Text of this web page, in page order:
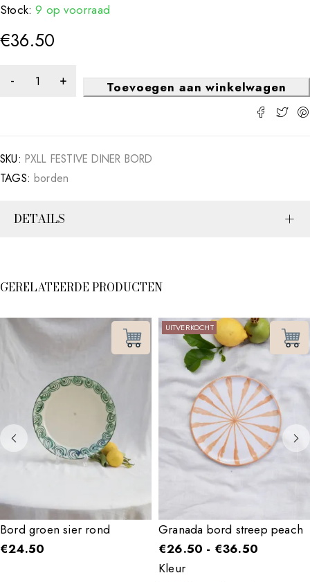
Stock: 9 op voorraad
€36.50
Toevoegen aan winkelwagen
SKU: PXLL FESTIVE DINER BORD
TAGS: borden
DETAILS
GERELATEERDE PRODUCTEN
Bord groen sier rond
€24.50
UITVERKOCHT
Granada bord streep peach
€26.50 - €36.50
Kleur